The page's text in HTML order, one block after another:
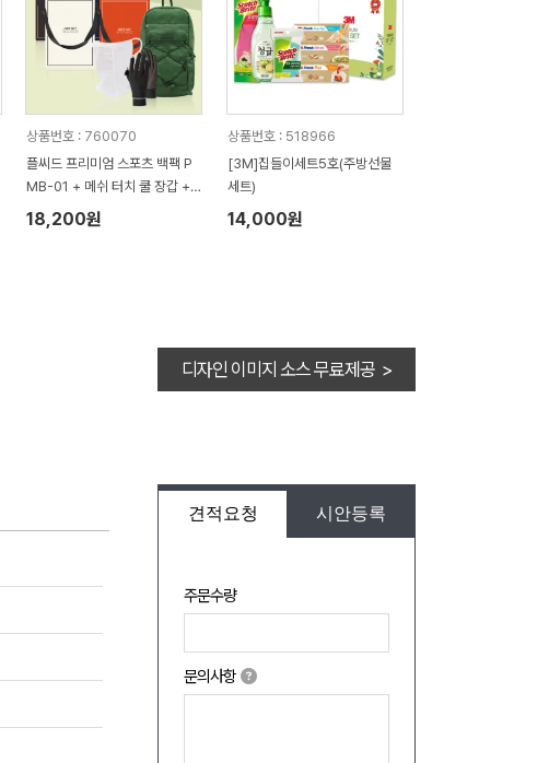
상품번호 : 760070
플씨드 프리미엄 스포츠 백팩 P
MB-01 + 메쉬 터치 쿨 장갑 +
메쉬 귀걸이 쿨마스크 3종 세트
18,200원
상품번호 : 518966
[3M]집들이세트5호(주방선물
세트)
14,000원
디자인 이미지 소스 무료제공 >
견적요청 시안등록
주문수량
문의사항